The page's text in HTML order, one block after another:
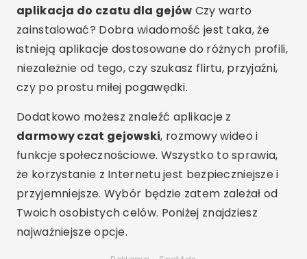
aplikacja do czatu dla gejów Czy warto
zainstalować? Dobra wiadomość jest taka, że
istnieją aplikacje dostosowane do różnych profili,
niezależnie od tego, czy szukasz flirtu, przyjaźni,
czy po prostu miłej pogawędki.
Dodatkowo możesz znaleźć aplikacje z
darmowy czat gejowski, rozmowy wideo i
funkcje społecznościowe. Wszystko to sprawia,
że korzystanie z Internetu jest bezpieczniejsze i
przyjemniejsze. Wybór będzie zatem zależał od
Twoich osobistych celów. Poniżej znajdziesz
najważniejsze opcje.